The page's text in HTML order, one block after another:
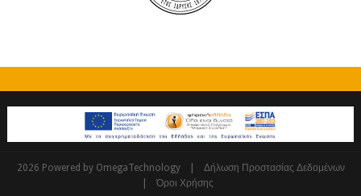
2026 Powered by OmegaTechnology Δήλωση Προστασίας Δεδομένων
Όροι Χρήσης